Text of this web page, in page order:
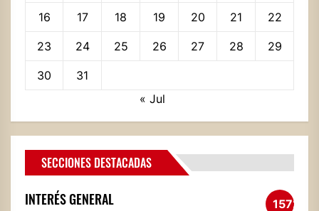
16 17 18 19 20 21 22
23 24 25 26 27 28 29
30
31
« Jul
SECCIONES DESTACADAS
INTERÉS GENERAL 1572